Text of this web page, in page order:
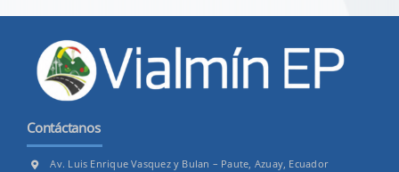
Contáctanos
Av. Luis Enrique Vasquez y Bulan – Paute, Azuay, Ecuador